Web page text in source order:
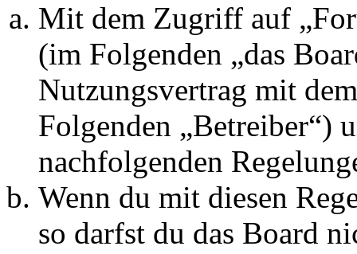
Mit dem Zugriff auf
(im Folgenden „das
Nutzungsvertrag mit
Folgenden „Betreiber“)
nachfolgenden
Wenn du mit diesen
so darfst du das Board